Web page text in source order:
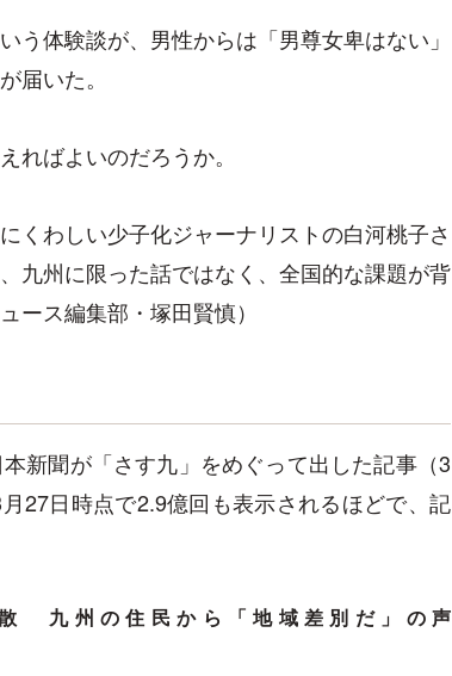
う体験談が、男性からは「男尊女卑はない」
届いた。
ればよいのだろうか。
くわしい少子化ジャーナリストの白河桃子さ
九州に限った話ではなく、全国的な課題が背
ース編集部・塚田賢慎）
新聞が「さす九」をめぐって出した記事（3
27日時点で2.9億回も表示されるほどで、記
九州の住民から「地域差別だ」の声